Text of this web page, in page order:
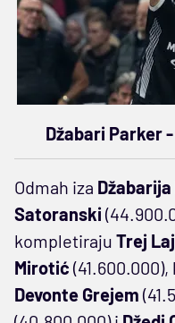
Džabari Parker
Odmah iza
Satoranski
kompletiraju Trej
Mirotić
Devonte Grejem